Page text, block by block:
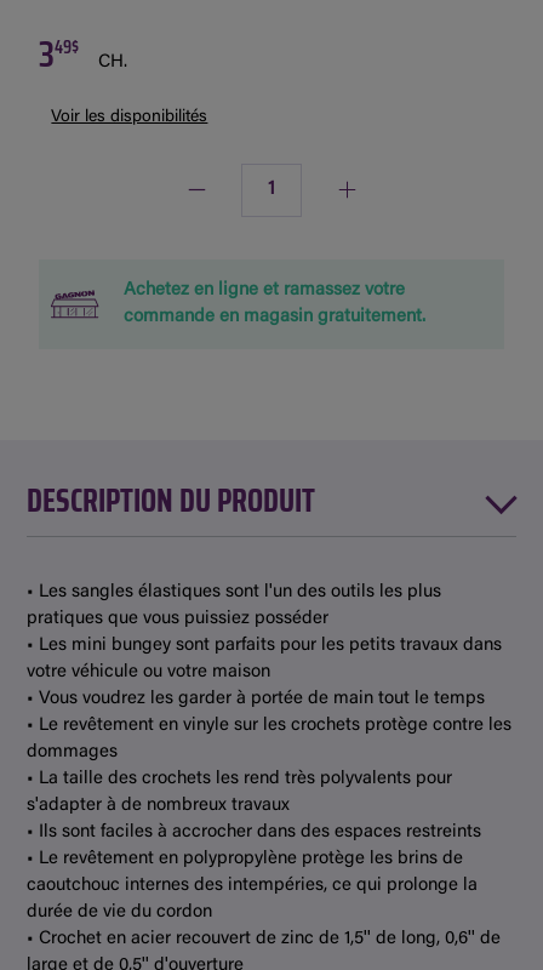
349$ CH.
Voir les disponibilités
Achetez en ligne et ramassez votre
commande en magasin gratuitement.
DESCRIPTION DU PRODUIT
• Les sangles élastiques sont l'un des outils les plus
pratiques que vous puissiez posséder
• Les mini bungey sont parfaits pour les petits travaux dans
votre véhicule ou votre maison
• Vous voudrez les garder à portée de main tout le temps
• Le revêtement en vinyle sur les crochets protège contre les
dommages
• La taille des crochets les rend très polyvalents pour
s'adapter à de nombreux travaux
• Ils sont faciles à accrocher dans des espaces restreints
• Le revêtement en polypropylène protège les brins de
caoutchouc internes des intempéries, ce qui prolonge la
durée de vie du cordon
• Crochet en acier recouvert de zinc de 1,5'' de long, 0,6'' de
large et de 0,5'' d'ouverture